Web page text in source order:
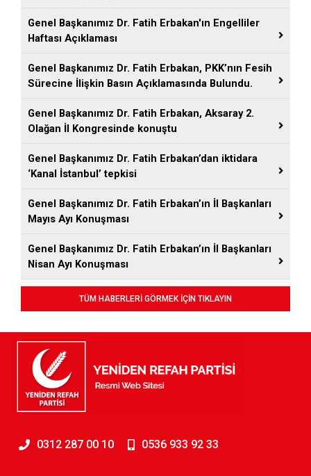
Genel Başkanımız Dr. Fatih Erbakan'ın Engelliler
Haftası Açıklaması
Genel Başkanımız Dr. Fatih Erbakan, PKK’nın Fesih
Sürecine İlişkin Basın Açıklamasında Bulundu.
Genel Başkanımız Dr. Fatih Erbakan, Aksaray 2.
Olağan İl Kongresinde konuştu
Genel Başkanımız Dr. Fatih Erbakan’dan iktidara
‘Kanal İstanbul’ tepkisi
Genel Başkanımız Dr. Fatih Erbakan’ın İl Başkanları
Mayıs Ayı Konuşması
Genel Başkanımız Dr. Fatih Erbakan’ın İl Başkanları
Nisan Ayı Konuşması
TÜM HABERLERİ GÖRMEK İÇİN TIKLAYIN
0312 287 00 10 0536 933 92 33